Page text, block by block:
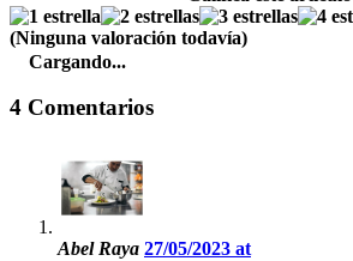
(Ninguna valoración todavía)
Cargando...
4 Comentarios
Abel Raya 27/05/2023 at